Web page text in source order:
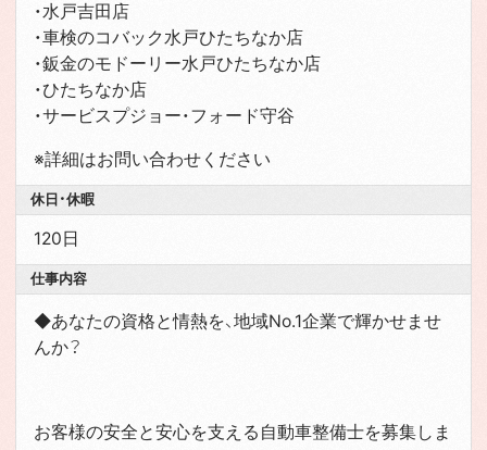
・水戸吉田店
・車検のコバック水戸ひたちなか店
・鈑金のモドーリー水戸ひたちなか店
・ひたちなか店
・サービスプジョー・フォード守谷
※詳細はお問い合わせください
休日・休暇
120日
仕事内容
◆あなたの資格と情熱を、地域No.1企業で輝かせませ
んか？
お客様の安全と安心を支える自動車整備士を募集しま